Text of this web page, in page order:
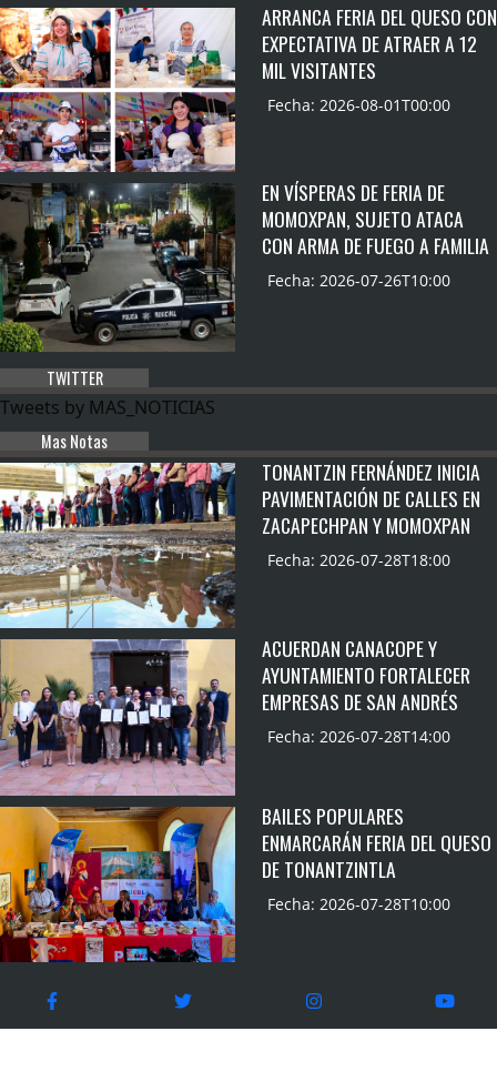
ARRANCA FERIA DEL QUESO CON
EXPECTATIVA DE ATRAER A 12
MIL VISITANTES
Fecha: 2026-08-01T00:00
EN VÍSPERAS DE FERIA DE
MOMOXPAN, SUJETO ATACA
CON ARMA DE FUEGO A FAMILIA
Fecha: 2026-07-26T10:00
TWITTER
Tweets by MAS_NOTICIAS
Mas Notas
TONANTZIN FERNÁNDEZ INICIA
PAVIMENTACIÓN DE CALLES EN
ZACAPECHPAN Y MOMOXPAN
Fecha: 2026-07-28T18:00
ACUERDAN CANACOPE Y
AYUNTAMIENTO FORTALECER
EMPRESAS DE SAN ANDRÉS
Fecha: 2026-07-28T14:00
BAILES POPULARES
ENMARCARÁN FERIA DEL QUESO
DE TONANTZINTLA
Fecha: 2026-07-28T10:00